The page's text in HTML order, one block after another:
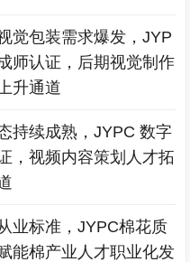
觉包装需求爆发，JYP
师认证，后期视觉制作
升通道
持续成熟，JYPC 数字
，视频内容策划人才拓
业标准，JYPC棉花质
能棉产业人才职业化发